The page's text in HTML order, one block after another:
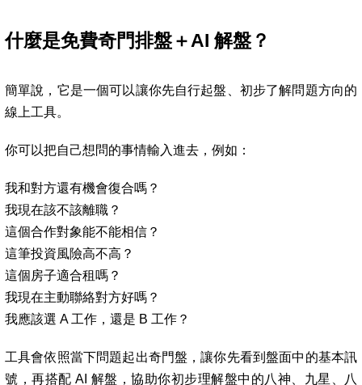
什麼是免費奇門排盤＋AI 解盤？
簡單說，它是一個可以讓你先自行起盤、初步了解問題方向的
線上工具。
你可以把自己想問的事情輸入進去，例如：
我和對方還有機會復合嗎？
我現在該不該離職？
這個合作對象能不能相信？
這筆投資風險高不高？
這個房子適合租嗎？
我現在主動聯絡對方好嗎？
我應該選 A 工作，還是 B 工作？
工具會依照當下問題起出奇門盤，讓你先看到盤面中的基本訊
號，再搭配 AI 解盤，協助你初步理解盤中的八神、九星、八